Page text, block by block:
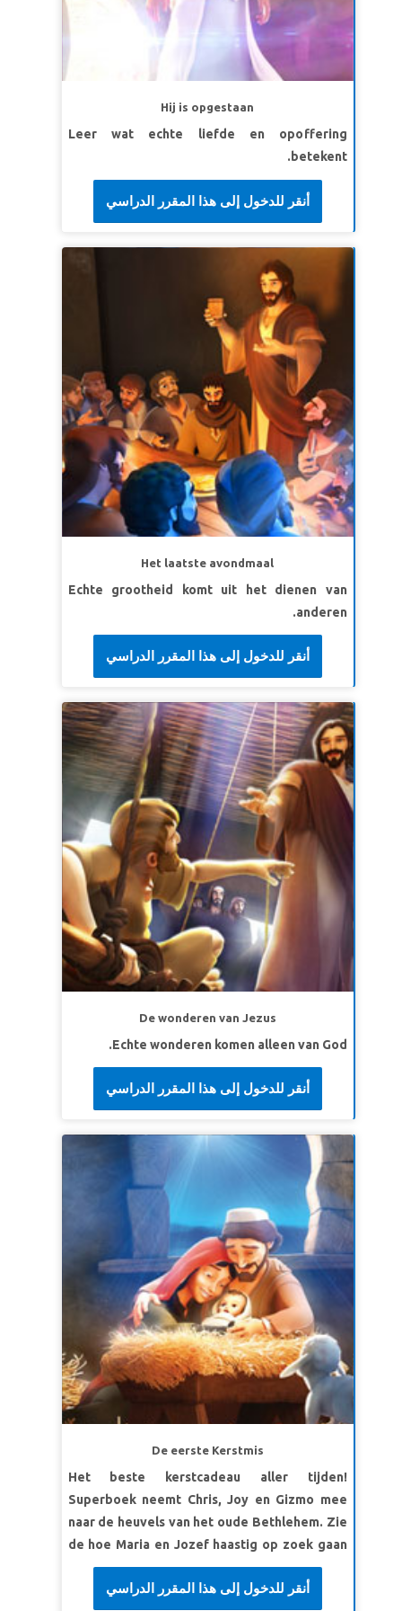
antwoorden. Ik zal je grote en geweldige dingen
laten zien, waarvan je nu nog niets weet.'
Jeremiah 33:3 (BB)
komen voor wat juist is.
toe. Dan zal Hij in alles voor je zorgen. ' Psalm
37:5 (BB)
LES 3 GOD REDT MIJ
God redt mij van problemen.
'Hij bevrijdt en redt en doet
wonderen in de hemel en op de aarde. Hij heeft
Daniël gered van de leeuwen.’ Daniël 6:28 (BB)
Hij is opgestaan
Leer wat echte liefde en opoffering
betekent.
أنقر للدخول إلى هذا المقرر الدراسي
Het laatste avondmaal
Echte grootheid komt uit het dienen van
anderen.
أنقر للدخول إلى هذا المقرر الدراسي
De wonderen van Jezus
Echte wonderen komen alleen van God.
أنقر للدخول إلى هذا المقرر الدراسي
De eerste Kerstmis
Het beste kerstcadeau aller tijden!
Superboek neemt Chris, Joy en Gizmo mee
naar de heuvels van het oude Bethlehem. Zie
de hoe Maria en Jozef haastig op zoek gaan
naar onderdak voordat hun baby wordt
geboren. Ontdek een slecht complot dat de
أنقر للدخول إلى هذا المقرر الدراسي